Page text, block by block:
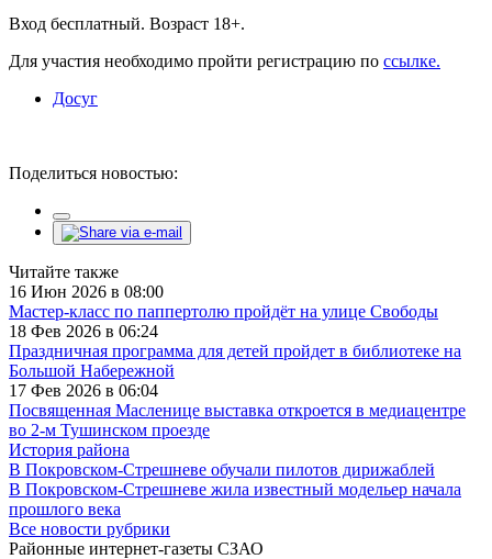
Вход бесплатный. Возраст 18+.
Для участия необходимо пройти регистрацию по ссылке.
Досуг
Поделиться новостью:
Читайте также
16 Июн 2026 в 08:00
Мастер-класс по паппертолю пройдёт на улице Свободы
18 Фев 2026 в 06:24
Праздничная программа для детей пройдет в библиотеке на
Большой Набережной
17 Фев 2026 в 06:04
Посвященная Масленице выставка откроется в медиацентре
во 2-м Тушинском проезде
История района
В Покровском-Стрешневе обучали пилотов дирижаблей
В Покровском-Стрешневе жила известный модельер начала
прошлого века
Все новости рубрики
Районные интернет-газеты СЗАО